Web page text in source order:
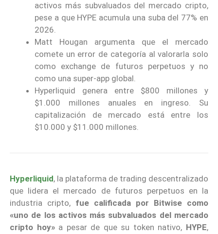
activos más subvaluados del mercado cripto,
pese a que HYPE acumula una suba del 77% en
2026.
Matt Hougan argumenta que el mercado
comete un error de categoría al valorarla solo
como exchange de futuros perpetuos y no
como una super-app global.
Hyperliquid genera entre $800 millones y
$1.000 millones anuales en ingreso. Su
capitalización de mercado está entre los
$10.000 y $11.000 millones.
Hyperliquid, la plataforma de trading descentralizado
que lidera el mercado de futuros perpetuos en la
industria cripto, fue calificada por Bitwise como
«uno de los activos más subvaluados del mercado
cripto hoy»a pesar de que su token nativo, HYPE,